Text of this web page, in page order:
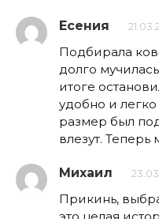
Есения
Подбирала
долго
итоге
удобно и легко
размер был
влезут. Теперь
Михаил
Прикинь,
это целая